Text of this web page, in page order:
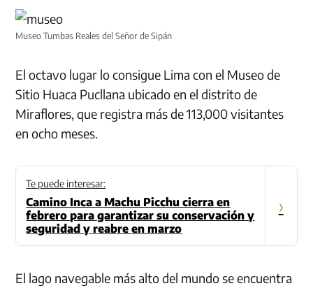
Museo Tumbas Reales del Señor de Sipán
El octavo lugar lo consigue Lima con el Museo de
Sitio Huaca Pucllana ubicado en el distrito de
Miraflores, que registra más de 113,000 visitantes
en ocho meses.
Te puede interesar:
Camino Inca a Machu Picchu cierra en
febrero para garantizar su conservación y
seguridad y reabre en marzo
›
El lago navegable más alto del mundo se encuentra